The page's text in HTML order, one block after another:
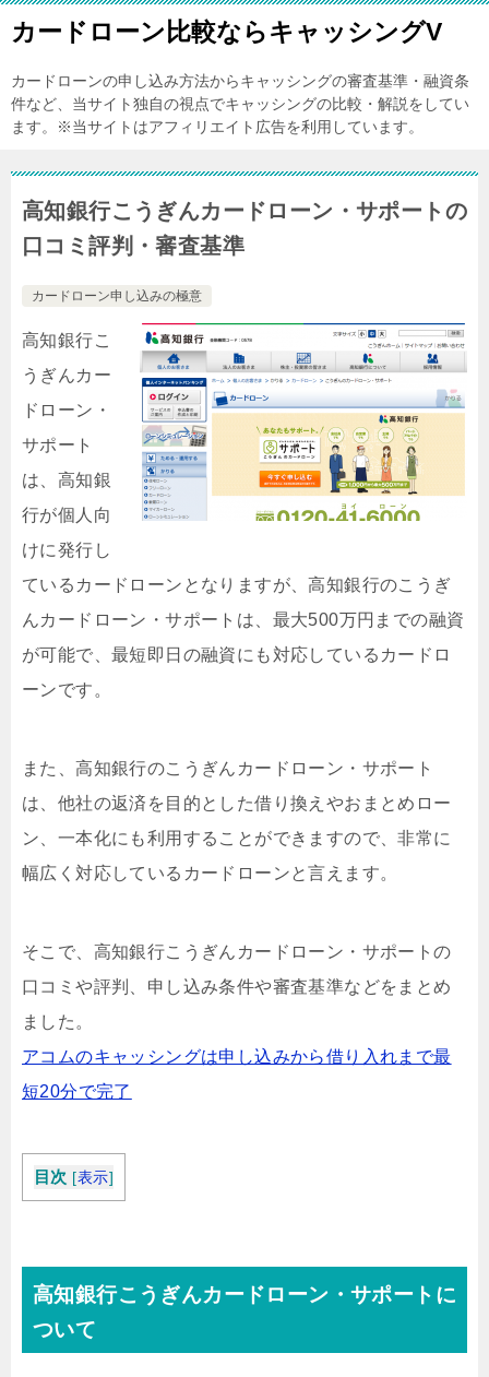
カードローン比較ならキャッシングV
カードローンの申し込み方法からキャッシングの審査基準・融資条
件など、当サイト独自の視点でキャッシングの比較・解説をしてい
ます。※当サイトはアフィリエイト広告を利用しています。
高知銀行こうぎんカードローン・サポートの
口コミ評判・審査基準
カードローン申し込みの極意
高知銀行こ
うぎんカー
ドローン・
サポート
は、高知銀
行が個人向
けに発行し
ているカードローンとなりますが、高知銀行のこうぎ
んカードローン・サポートは、最大500万円までの融資
が可能で、最短即日の融資にも対応しているカードロ
ーンです。
また、高知銀行のこうぎんカードローン・サポート
は、他社の返済を目的とした借り換えやおまとめロー
ン、一本化にも利用することができますので、非常に
幅広く対応しているカードローンと言えます。
そこで、高知銀行こうぎんカードローン・サポートの
口コミや評判、申し込み条件や審査基準などをまとめ
ました。
アコムのキャッシングは申し込みから借り入れまで最
短20分で完了
目次 [表示]
高知銀行こうぎんカードローン・サポートに
ついて